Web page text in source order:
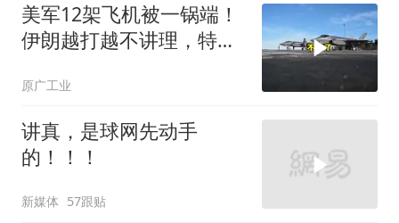
美军12架飞机被一锅端！
伊朗越打越不讲理，特朗
原广工业
讲真，是球网先动手
的！！！
新媒体 57跟贴